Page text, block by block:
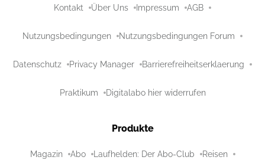
Kontakt Über Uns Impressum AGB
Nutzungsbedingungen Nutzungsbedingungen Forum
Datenschutz Privacy Manager Barrierefreiheitserklaerung
Praktikum Digitalabo hier widerrufen
Produkte
Magazin Abo Laufhelden: Der Abo-Club Reisen